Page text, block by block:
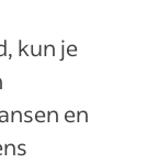
kun je
en